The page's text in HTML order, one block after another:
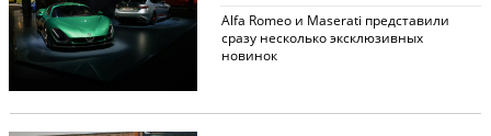
Alfa Romeo и Maserati представили
сразу несколько эксклюзивных
новинок